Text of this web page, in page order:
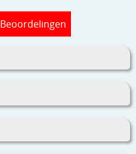
Beoordelingen